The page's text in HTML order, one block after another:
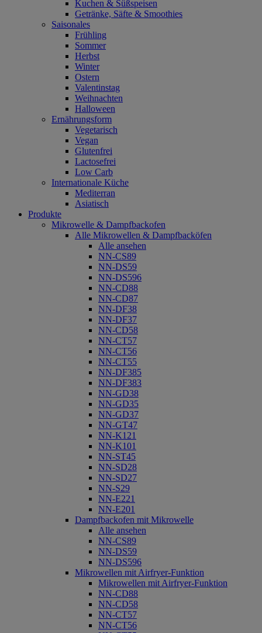
Kuchen & Süßspeisen
Getränke, Säfte & Smoothies
Saisonales
Frühling
Sommer
Herbst
Winter
Ostern
Valentinstag
Weihnachten
Halloween
Ernährungsform
Vegetarisch
Vegan
Glutenfrei
Lactosefrei
Low Carb
Internationale Küche
Mediterran
Asiatisch
Produkte
Mikrowelle & Dampfbackofen
Alle Mikrowellen & Dampfbacköfen
Alle ansehen
NN-CS89
NN-DS59
NN-DS596
NN-CD88
NN-CD87
NN-DF38
NN-DF37
NN-CD58
NN-CT57
NN-CT56
NN-CT55
NN-DF385
NN-DF383
NN-GD38
NN-GD35
NN-GD37
NN-GT47
NN-K121
NN-K101
NN-ST45
NN-SD28
NN-SD27
NN-S29
NN-E221
NN-E201
Dampfbackofen mit Mikrowelle
Alle ansehen
NN-CS89
NN-DS59
NN-DS596
Mikrowellen mit Airfryer-Funktion
Mikrowellen mit Airfryer-Funktion
NN-CD88
NN-CD58
NN-CT57
NN-CT56